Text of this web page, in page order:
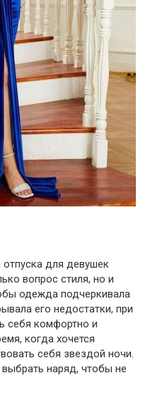
для девушек
вопрос стиля, но и
одежда подчеркивала
его недостатки, при
себя комфортно и
когда хочется
себя звездой ночи.
наряд, чтобы не